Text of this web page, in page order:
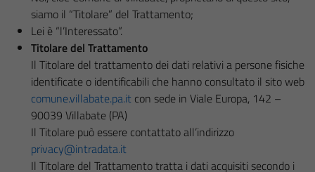
siamo il “Titolare” del Trattamento;
Lei è “l’Interessato”.
Titolare del Trattamento
Il Titolare del trattamento dei dati relativi a persone fisiche
identificate o identificabili che hanno consultato il sito web
comune.villabate.pa.it con sede in Viale Europa, 142 –
90039 Villabate (PA)
Il Titolare può essere contattato all’indirizzo
privacy@intradata.it
Il Titolare del Trattamento tratta i dati acquisiti secondo i